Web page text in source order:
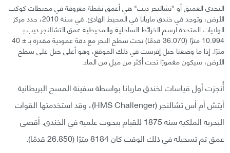
التحدي العميق أو "تشالنجر ديب" هي أعمق نقطة معروفة في محيطات كوكب
الأرض، وتوجد في خندق ماريانا في المحيط الهادئ. في سنة 2010، حدد مركز
الولايات المتحدة لرسم الخرائط الساحلية والمحيطية عمق التشالنجر ديب بـ
10.994 مترًا (36.070 قدمًا) تحت سطح البحر مع دقة عمودية مقدرة بـ ± 40
مترًا. إذا ما وضعنا جبل إفرست في ذلك الموقع، وهو أعلى جبل على سطح
الأرض، سيكون مغمورًا تحت أكثر من ميل من الماء.
أُنجزت أول قياسات لخندق ماريانا بواسطة سفينة المسح البريطانية
أيتش أم أس تشالنجر (HMS Challenger)، وقد استخدمتها القوات
البحرية الملكية سنة 1875 للقيام ببحوث علمية في الخندق. أقصى
عمق تم تسجيله في ذلك الوقت كان 8184 مترًا (26.850 قدمًا).